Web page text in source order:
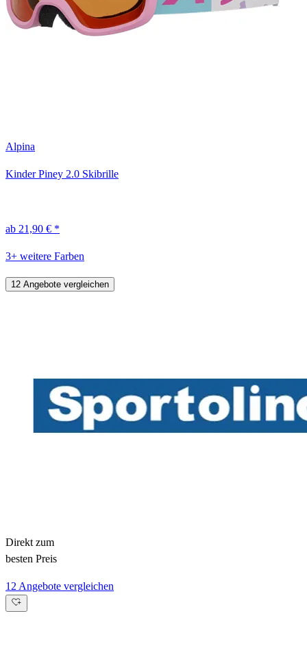
Alpina
Kinder Piney 2.0 Skibrille
ab 21,90 € *
3+ weitere Farben
12 Angebote vergleichen
Direkt zum
besten Preis
12 Angebote vergleichen